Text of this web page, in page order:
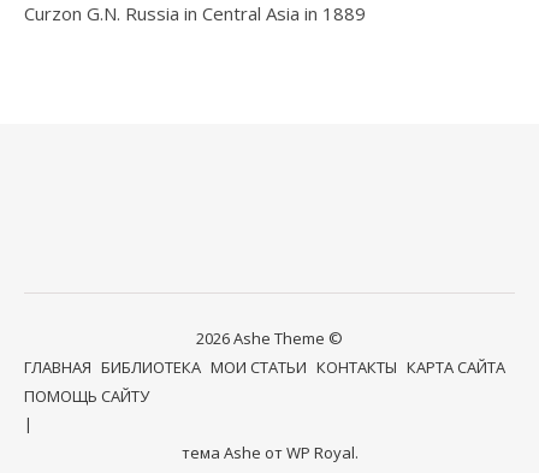
Curzon G.N. Russia in Central Asia in 1889
2026 Ashe Theme ©
ГЛАВНАЯ БИБЛИОТЕКА МОИ СТАТЬИ КОНТАКТЫ КАРТА САЙТА
ПОМОЩЬ САЙТУ
тема Ashe отWP Royal.